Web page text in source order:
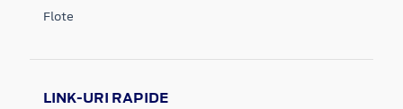
Flote
LINK-URI RAPIDE